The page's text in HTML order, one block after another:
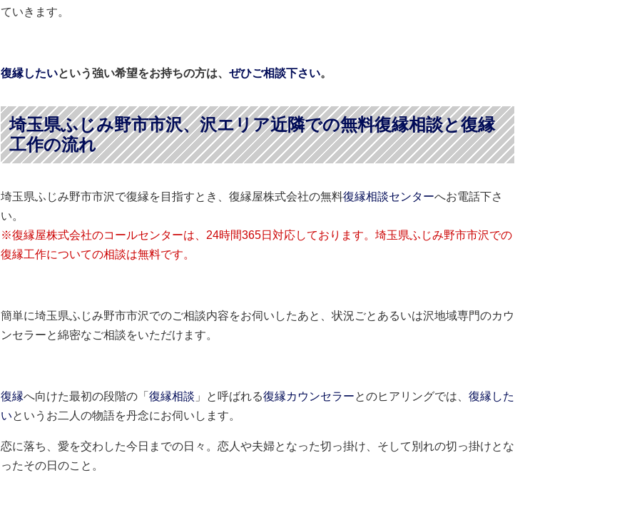
ていきます。
復縁したいという強い希望をお持ちの方は、 ぜひご相談下さい。
埼玉県ふじみ野市市沢、沢エリア近隣での無料復縁相談と復縁
工作の流れ
埼玉県ふじみ野市市沢で復縁を目指すとき、復縁屋株式会社の無料復縁相談センターへお電話下さ
い。
※復縁屋株式会社のコールセンターは、24時間365日対応しております。埼玉県ふじみ野市市沢での
復縁工作についての相談は無料です。
簡単に埼玉県ふじみ野市市沢でのご相談内容をお伺いしたあと、状況ごとあるいは沢地域専門のカウ
ンセラーと綿密なご相談をいただけます。
復縁へ向けた最初の段階の「 復縁相談 」と呼ばれる復縁カウンセラーとのヒアリングでは、 復縁した
いというお二人の物語を丹念にお伺いします。
恋に落ち、愛を交わした今日までの日々。恋人や夫婦となった切っ掛け、そして別れの切っ掛けとな
ったその日のこと。